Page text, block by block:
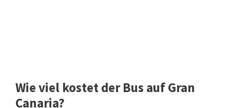
Wie viel kostet der Bus auf Gran
Canaria?